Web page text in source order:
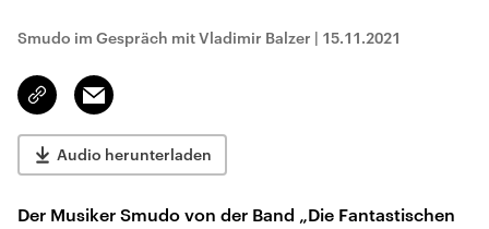
Smudo im Gespräch mit Vladimir Balzer | 15.11.2021
Link
kopieren/teilen
Email
Audio herunterladen
Der Musiker Smudo von der Band „Die Fantastischen